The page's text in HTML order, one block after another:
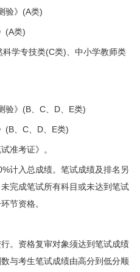
》(A类)
(A类)
学专技类(C类)、中小学教师类
》(B、C、D、E类)
、C、D、E类)
准考证》。
入总成绩。笔试成绩及排名另
完成笔试所有科目或未达到笔试
节资格。
资格复审对象须达到笔试成绩
与考生笔试成绩由高分到低分顺